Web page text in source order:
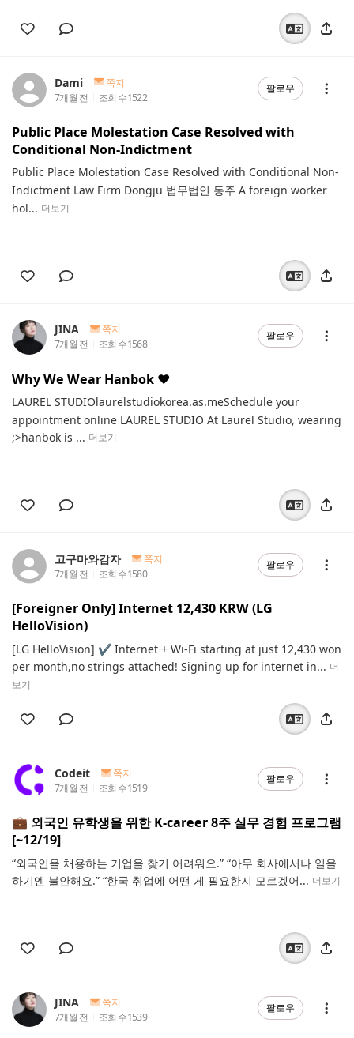
Dami
쪽지
7개월 전
조회 수1522
팔로우
Public Place Molestation Case Resolved with
Conditional Non-Indictment
Public Place Molestation Case Resolved with Conditional Non-
Indictment Law Firm Dongju 법무법인 동주 A foreign worker
hol... 더보기
JINA
쪽지
7개월 전
조회 수1568
팔로우
Why We Wear Hanbok ❤️
LAUREL STUDIOlaurelstudiokorea.as.meSchedule your
appointment online LAUREL STUDIO At Laurel Studio, wearing
;>hanbok is ... 더보기
고구마와감자
쪽지
7개월 전
조회 수1580
팔로우
[Foreigner Only] Internet 12,430 KRW (LG
HelloVision)
[LG HelloVision] ✔ Internet + Wi-Fi starting at just 12,430 won
per month,no strings attached! Signing up for internet in... 더
보기
Codeit
쪽지
7개월 전
조회 수1519
팔로우
💼 외국인 유학생을 위한 K-career 8주 실무 경험 프로그램
[~12/19]
“외국인을 채용하는 기업을 찾기 어려워요.” “아무 회사에서나 일을
하기엔 불안해요.” “한국 취업에 어떤 게 필요한지 모르겠어... 더보기
JINA
쪽지
7개월 전
조회 수1539
팔로우